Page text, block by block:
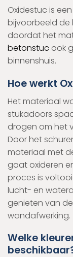
Oxidestuc is
bijvoorbeeld de
doordat het
betonstuc ook
binnenshuis.
Hoe werkt
Het materiaal
stukadoors
drogen om het
Door het
materiaal met
gaat oxideren
proces is
lucht- en
genieten van
wandafwerking.
Welke